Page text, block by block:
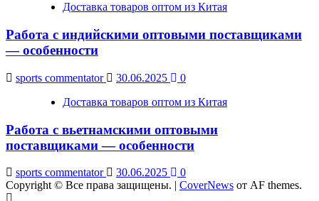
Доставка товаров оптом из Китая
Работа с индийскими оптовыми поставщиками
— особенности
sports commentator 30.06.2025
0
Доставка товаров оптом из Китая
Работа с вьетнамскими оптовыми
поставщиками — особенности
sports commentator 30.06.2025
0
Copyright © Все права защищены. | CoverNews от AF themes.